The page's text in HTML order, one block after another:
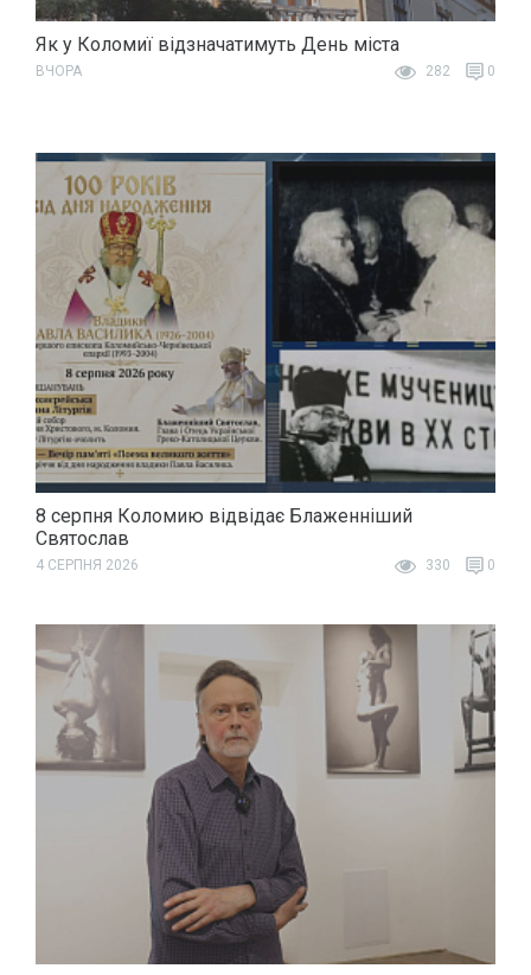
Як у Коломиї відзначатимуть День міста
ВЧОРА 282 0
8 серпня Коломию відвідає Блаженніший
Святослав
4 СЕРПНЯ 2026 330 0